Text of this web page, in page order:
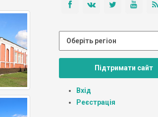
Підтримати сайт
Вхід
Реєстрація